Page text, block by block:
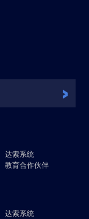
达索系统
教育合作伙伴
达索系统